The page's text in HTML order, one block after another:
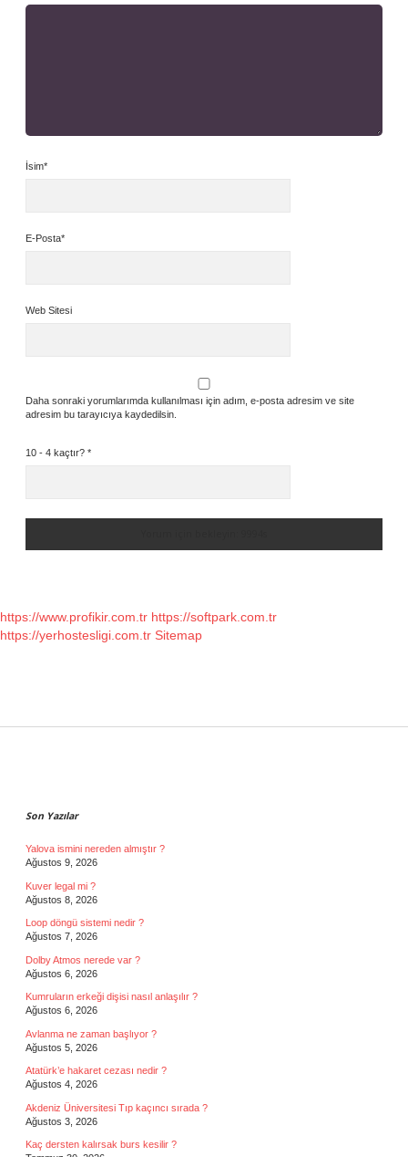
İsim*
E-Posta*
Web Sitesi
Daha sonraki yorumlarımda kullanılması için adım, e-posta adresim ve site
adresim bu tarayıcıya kaydedilsin.
10 - 4 kaçtır? *
https://www.profikir.com.tr https://softpark.com.tr
https://yerhostesligi.com.tr Sitemap
Son Yazılar
Yalova ismini nereden almıştır ?
Ağustos 9, 2026
Kuver legal mi ?
Ağustos 8, 2026
Loop döngü sistemi nedir ?
Ağustos 7, 2026
Dolby Atmos nerede var ?
Ağustos 6, 2026
Kumruların erkeği dişisi nasıl anlaşılır ?
Ağustos 6, 2026
Avlanma ne zaman başlıyor ?
Ağustos 5, 2026
Atatürk’e hakaret cezası nedir ?
Ağustos 4, 2026
Akdeniz Üniversitesi Tıp kaçıncı sırada ?
Ağustos 3, 2026
Kaç dersten kalırsak burs kesilir ?